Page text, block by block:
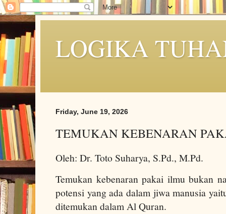
LOGIKA
Friday, June 19, 2026
TEMUKAN KEBENARAN
Oleh: Dr. Toto Suharya, S.Pd., M.Pd.
Temukan kebenaran pakai ilmu bukan
potensi yang ada dalam jiwa manusia
ditemukan dalam Al Quran.